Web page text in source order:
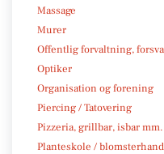
Massage
Murer
Offentlig forvaltning,
Optiker
Organisation og forening
Piercing / Tatovering
Pizzeria, grillbar, isbar mm.
Planteskole /